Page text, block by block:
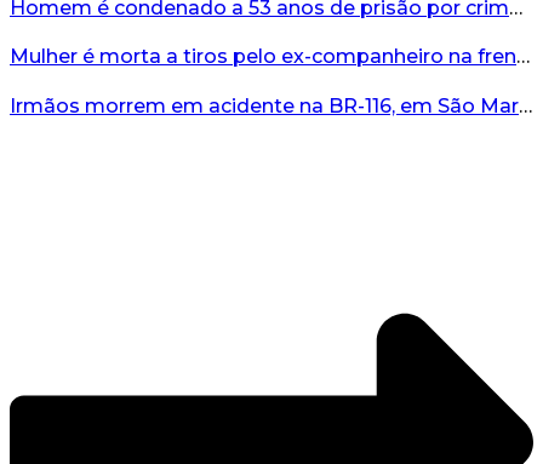
Homem é condenado a 53 anos de prisão por crimes contra adolescentes no RS...
Mulher é morta a tiros pelo ex-companheiro na frente da mãe no RS...
Irmãos morrem em acidente na BR-116, em São Marcos...